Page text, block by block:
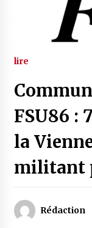
lire
FSU86 :
la
militant
Rédaction